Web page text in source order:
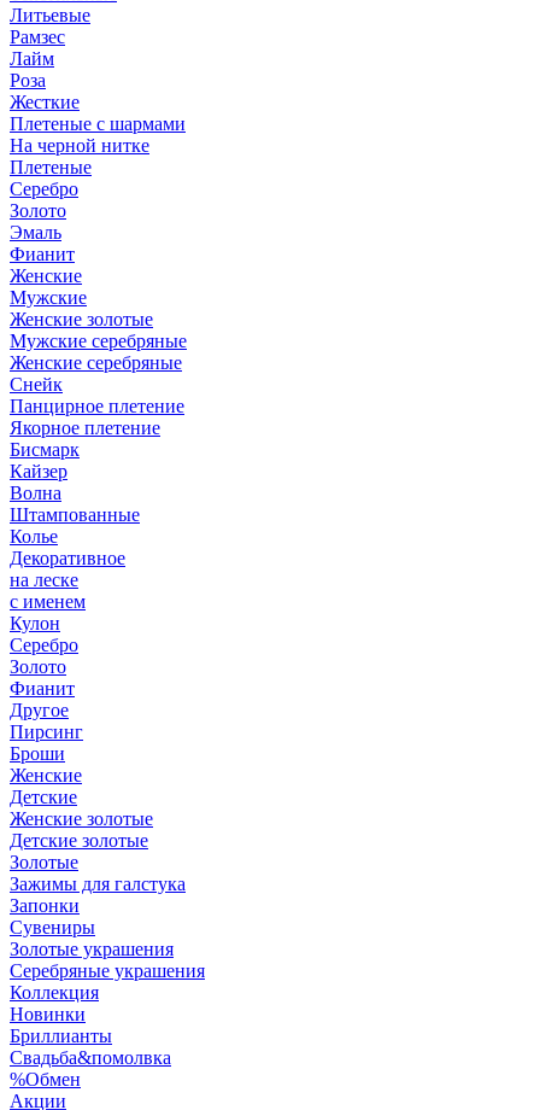
Литьевые
Рамзес
Лайм
Роза
Жесткие
Плетеные с шармами
На черной нитке
Плетеные
Серебро
Золото
Эмаль
Фианит
Женские
Мужские
Женские золотые
Мужские серебряные
Женские серебряные
Снейк
Панцирное плетение
Якорное плетение
Бисмарк
Кайзер
Волна
Штампованные
Колье
Декоративное
на леске
с именем
Кулон
Серебро
Золото
Фианит
Другое
Пирсинг
Броши
Женские
Детские
Женские золотые
Детские золотые
Золотые
Зажимы для галстука
Запонки
Сувениры
Золотые украшения
Серебряные украшения
Коллекция
Новинки
Бриллианты
Свадьба&помолвка
%Обмен
Акции